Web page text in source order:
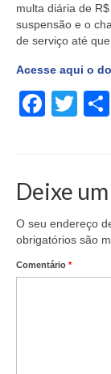
multa diária de
suspensão e o
de serviço até
Acesse aqui o
Deixe
O seu endereço
obrigatórios são
Comentário *